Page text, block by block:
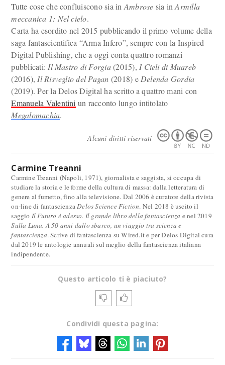
Tutte cose che confluiscono sia in Ambrose sia inArmilla
meccanica 1: Nel cielo.
Carta ha esordito nel 2015 pubblicando il primo volume della
saga fantascientifica “Arma Infero”, sempre con la Inspired
Digital Publishing, che a oggi conta quattro romanzi
pubblicati: Il Mastro di Forgia(2015), I Cieli di Muareb
(2016), Il Risveglio del Pagan (2018) e Delenda Gordia
(2019). Per la Delos Digital ha scritto a quattro mani con
Emanuela Valentini un racconto lungo intitolato
Megalomachia.
Alcuni diritti riservati
Carmine Treanni
Carmine Treanni (Napoli, 1971), giornalista e saggista, si occupa di
studiare la storia e le forme della cultura di massa: dalla letteratura di
genere al fumetto, fino alla televisione. Dal 2006 è curatore della rivista
on-line di fantascienzaDelos Science Fiction. Nel 2018 è uscito il
saggio Il Futuro è adesso. Il grande libro della fantascienza e nel 2019
Sulla Luna. A 50 anni dallo sbarco, un viaggio tra scienza e
fantascienza. Scrive di fantascienza su Wired.it e per Delos Digital cura
dal 2019 le antologie annuali sul meglio della fantascienza italiana
indipendente.
Questo articolo ti è piaciuto?
Condividi questa pagina: